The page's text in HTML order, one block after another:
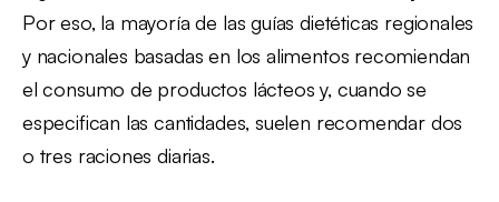
Por eso, la mayoría de las guías dietéticas regionales
y nacionales basadas en los alimentos recomiendan
el consumo de productos lácteos y, cuando se
especifican las cantidades, suelen recomendar dos
o tres raciones diarias.